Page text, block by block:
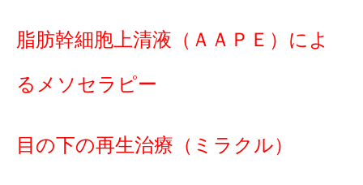
脂肪幹細胞上清液（ＡＡＰＥ）によ
るメソセラピー
目の下の再生治療（ミラクル）